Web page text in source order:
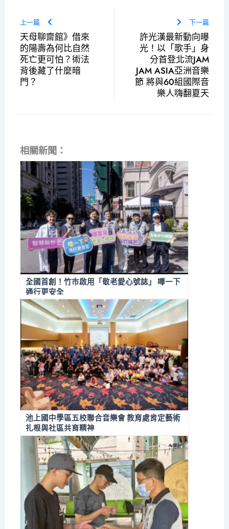
上一篇
天母聊齋館》借來
的陽壽為何比自然
死亡更可怕？術法
背後藏了什麼暗
門？
下一篇
許光漢最新動向曝
光！以「歌手」身
分首登北流JAM
JAM ASIA亞洲音樂
節 將與60組國際音
樂人嗨翻夏天
相關新聞：
全國首創！竹市啟用「敬老愛心號誌」 嗶一下
通行更安全
池上國中學區五校聯合音樂會 教育處肯定藝術
扎根與社區共育精神